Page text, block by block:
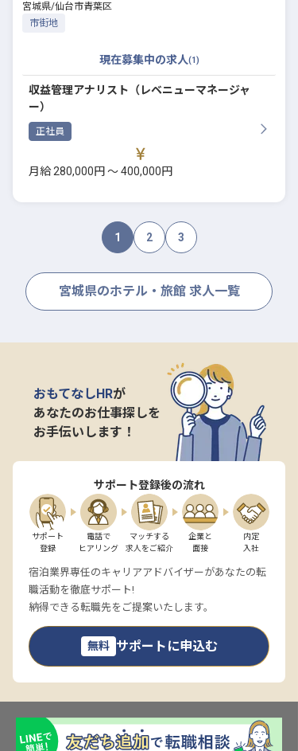
宮城県/仙台市青葉区
市街地
現在募集中の求人(1)
正社員
収益管理アナリスト（レベニューマネージャ
ー）
月給 280,000円 〜 400,000円
1 2 3
宮城県のホテル・旅館 求人一覧
おもてなしHRが
あなたのお仕事探しを
お手伝いします！
サポート登録後の流れ
サポート
登録
電話で
ヒアリング
マッチする
求人をご紹介
企業と
面接
内定
入社
宿泊業界専任のキャリアアドバイザーがあなたの転
職活動を徹底サポート!
納得できる転職先をご提案いたします。
無料 サポートに申込む